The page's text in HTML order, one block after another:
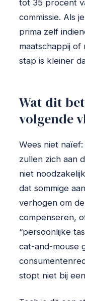
tot 35 procent
commissie. Als
prima zelf
maatschappij
stap is kleiner
Wat dit
volgende
Wees niet
zullen zich aan
niet
dat sommige
verhogen om
compenseren,
“persoonlijke
cat-and-mouse
stopt niet bij